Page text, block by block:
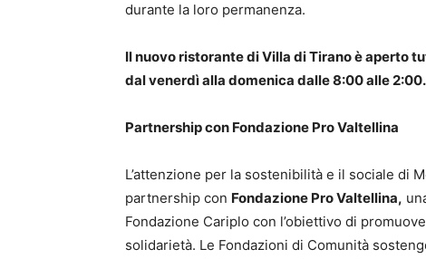
durante la loro permanenza.
Il nuovo ristorante di Villa di Tirano è aperto
dal venerdì alla domenica dalle 8:00 alle 2:00.
Partnership con Fondazione Pro Valtellina
L’attenzione per la sostenibilità e il sociale di
partnership con Fondazione Pro Valtellina,
Fondazione Cariplo con l’obiettivo di
solidarietà. Le Fondazioni di Comunità